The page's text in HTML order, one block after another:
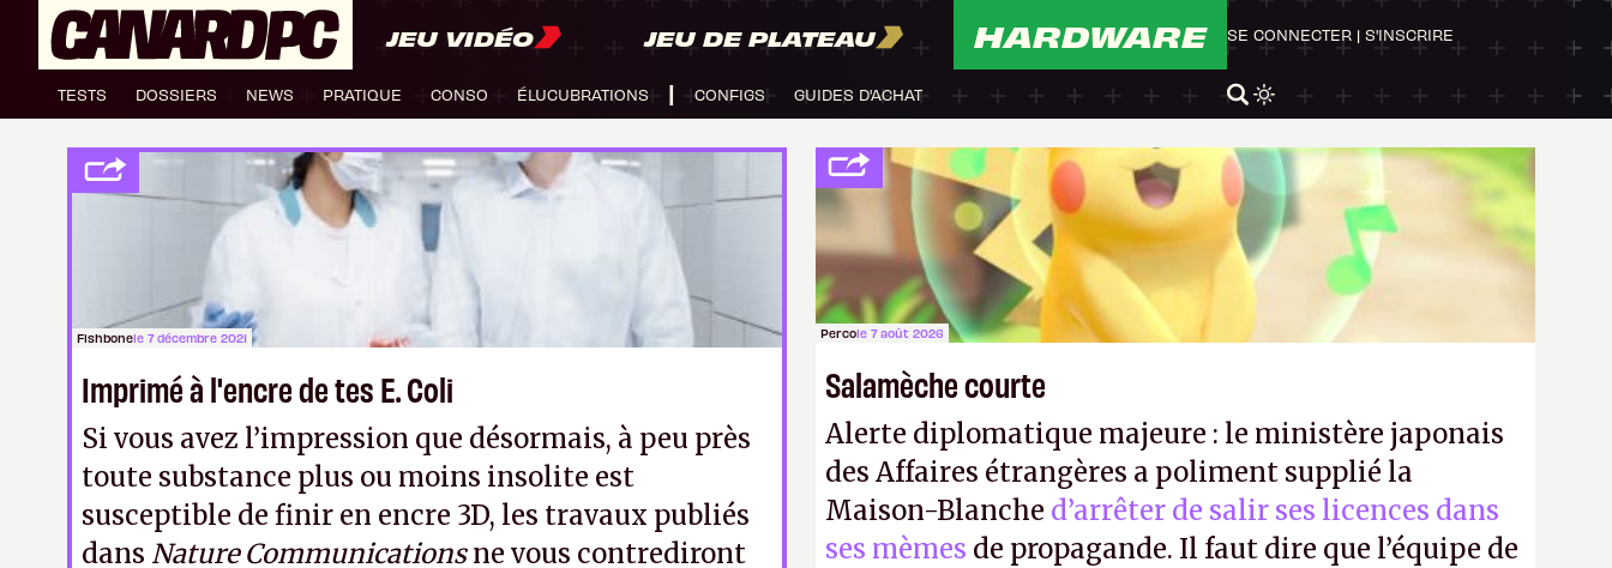
JEU VIDÉO JEU DE PLATEAU HARDWARE
TESTS DOSSIERS NEWS PRATIQUE CONSO ÉLUCUBRATIONS CONFIGS GUIDES D'ACHAT
SE CONNECTER | S'INSCRIRE
Fishbonele 7 décembre 2021
Imprimé à l'encre de tes E. Coli
Si vous avez l’impression que désormais, à peu près
toute substance plus ou moins insolite est
susceptible de finir en encre 3D, les travaux publiés
dans Nature Communicationsne vous contrediront
Percole 7 août 2026
Salamèche courte
Alerte diplomatique majeure : le ministère japonais
des Affaires étrangères a poliment supplié la
Maison-Blanche d’arrêter de salir ses licences dans
ses mèmes de propagande. Il faut dire que l’équipe de